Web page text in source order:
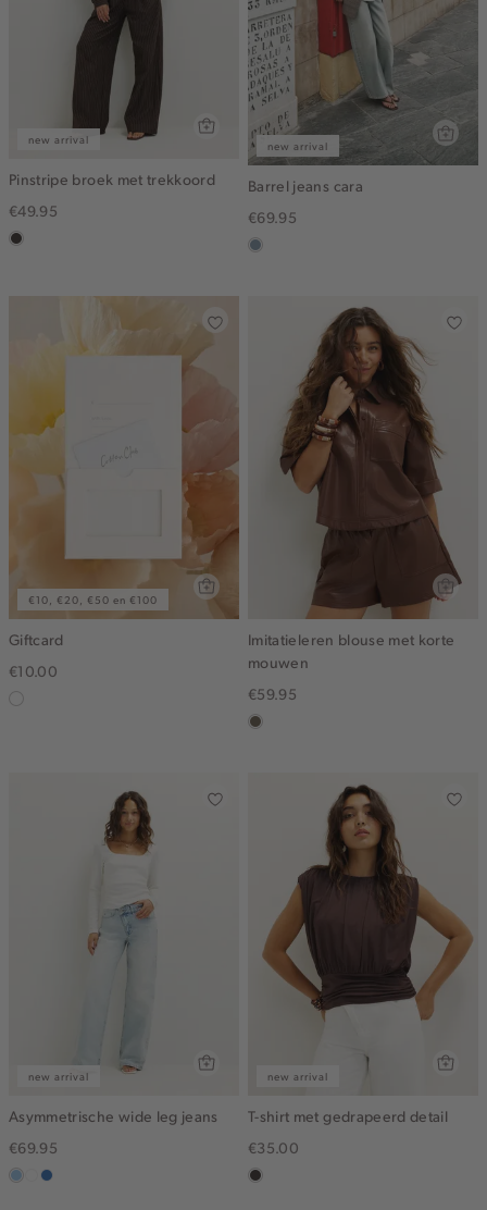
new arrival
Pinstripe broek met trekkoord
€49.95
choco
new arrival
Barrel jeans cara
€69.95
dusty
€10, €20, €50 en €100
Giftcard
€10.00
Imitatieleren blouse met korte
mouwen
€59.95
middenbruin
new arrival
Asymmetrische wide leg jeans
€69.95
blauw,
witblauw,
new arrival
T-shirt met gedrapeerd detail
€35.00
choco